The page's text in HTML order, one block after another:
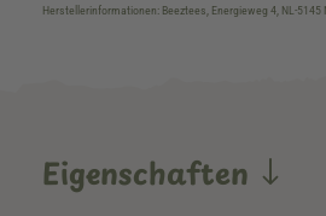
Herstellerinformationen: Beeztees, Energieweg 4, NL-
Eigenschaften